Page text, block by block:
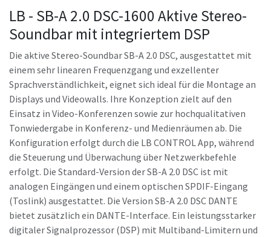
LB - SB-A 2.0 DSC-1600 Aktive Stereo-
Soundbar mit integriertem DSP
Die aktive Stereo-Soundbar SB-A 2.0 DSC, ausgestattet mit
einem sehr linearen Frequenzgang und exzellenter
Sprachverständlichkeit, eignet sich ideal für die Montage an
Displays und Videowalls. Ihre Konzeption zielt auf den
Einsatz in Video-Konferenzen sowie zur hochqualitativen
Tonwiedergabe in Konferenz- und Medienräumen ab. Die
Konfiguration erfolgt durch die LB CONTROL App, während
die Steuerung und Überwachung über Netzwerkbefehle
erfolgt. Die Standard-Version der SB-A 2.0 DSC ist mit
analogen Eingängen und einem optischen SPDIF-Eingang
(Toslink) ausgestattet. Die Version SB-A 2.0 DSC DANTE
bietet zusätzlich ein DANTE-Interface. Ein leistungsstarker
digitaler Signalprozessor (DSP) mit Multiband-Limitern und